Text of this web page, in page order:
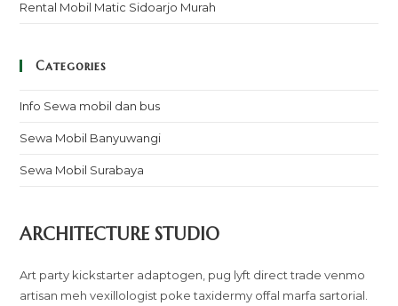
Rental Mobil Matic Sidoarjo Murah
Categories
Info Sewa mobil dan bus
Sewa Mobil Banyuwangi
Sewa Mobil Surabaya
ARCHITECTURE STUDIO
Art party kickstarter adaptogen, pug lyft direct trade venmo
artisan meh vexillologist poke taxidermy offal marfa sartorial.